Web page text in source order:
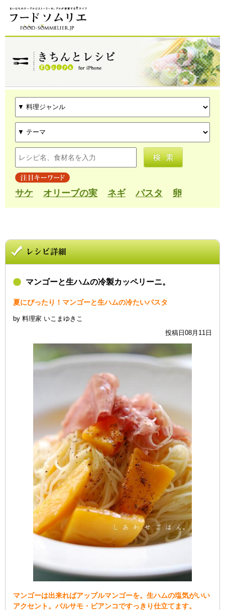
サケ オリーブの実 ネギ パスタ 卵
マンゴーと生ハムの冷製カッペリーニ。
夏にぴったり！マンゴーと生ハムの冷たいパスタ
by 料理家 いこまゆきこ
投稿日08月11日
マンゴーは出来ればアップルマンゴーを。生ハムの塩気がいい
アクセント。バルサモ・ビアンコですっきり仕立てます。